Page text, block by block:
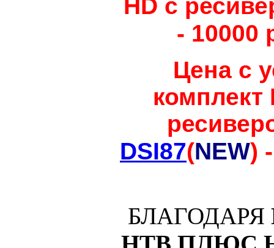
HD с
- 10000
Цена с
DSI87(NEW)
БЛАГОДАРЯ